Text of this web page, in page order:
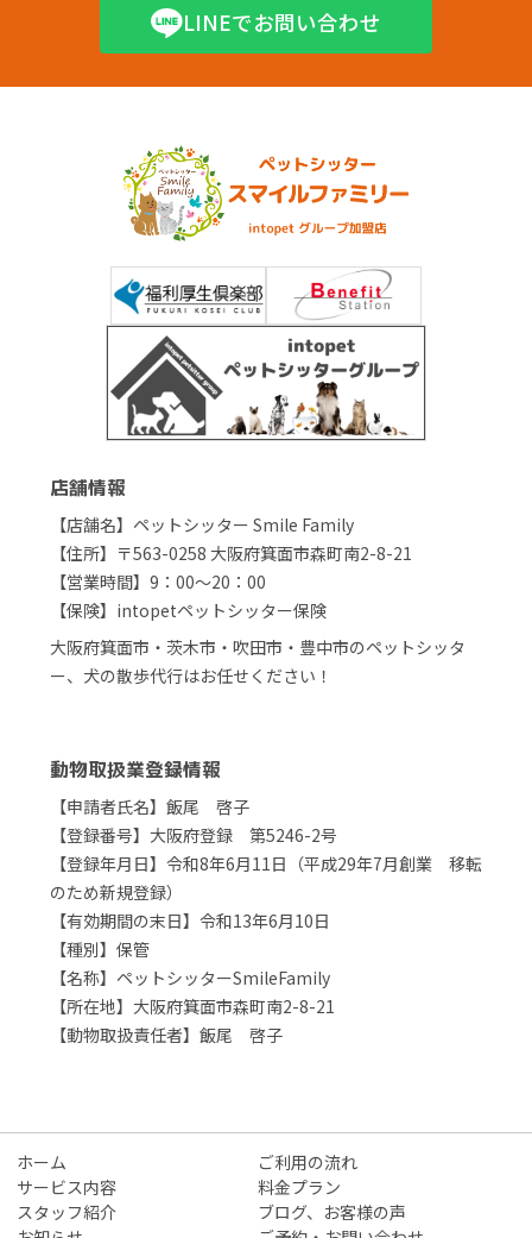
LINEでお問い合わせ
店舗情報
【店舗名】ペットシッター Smile Family
【住所】〒563-0258 大阪府箕面市森町南2-8-21
【営業時間】9：00～20：00
【保険】intopetペットシッター保険
大阪府箕面市・茨木市・吹田市・豊中市のペットシッタ
ー、犬の散歩代行はお任せください！
動物取扱業登録情報
【申請者氏名】飯尾 啓子
【登録番号】大阪府登録 第5246-2号
【登録年月日】令和8年6月11日（平成29年7月創業 移転
のため新規登録）
【有効期間の末日】令和13年6月10日
【種別】保管
【名称】ペットシッターSmileFamily
【所在地】大阪府箕面市森町南2-8-21
【動物取扱責任者】飯尾 啓子
ホーム
ご利用の流れ
サービス内容
料金プラン
スタッフ紹介
ブログ、お客様の声